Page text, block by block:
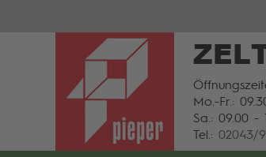
Mo.-Fr.:
Sa.: 09.00 -
Tel.: 02043/